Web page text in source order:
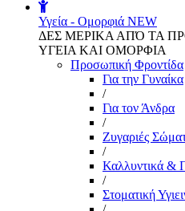
Υγεία - Ομορφιά NEW
ΔΕΣ ΜΕΡΙΚΑ ΑΠΌ ΤΑ
ΥΓΕΙΑ ΚΑΙ ΟΜΟΡΦΙΑ
Προσωπική Φροντίδα
Για την Γυναίκα
/
Για τον Άνδρα
/
Ζυγαριές
/
Καλλυντικά &
/
Στοματική